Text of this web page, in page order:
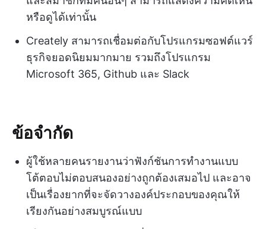
หรือดูได้เท่านั้น
Creately สามารถเชื่อมต่อกับโปรแกรมซอฟต์แวร์
ธุรกิจยอดนิยมมากมาย รวมถึงโปรแกรม
Microsoft 365, Github และ Slack
ข้อจำกัด
ผู้ใช้หลายคนรายงานว่าฟังก์ชันการทำงานแบบ
โต้ตอบไม่ตอบสนองอย่างถูกต้องเสมอไป และอาจ
เป็นเรื่องยากที่จะจัดวางองค์ประกอบของคุณให้
เรียงกันอย่างสมบูรณ์แบบ